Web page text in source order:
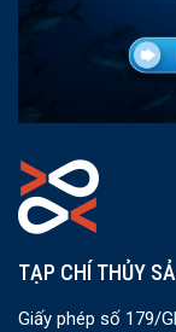
TẠP CHÍ THỦY
Giấy phép số 179/